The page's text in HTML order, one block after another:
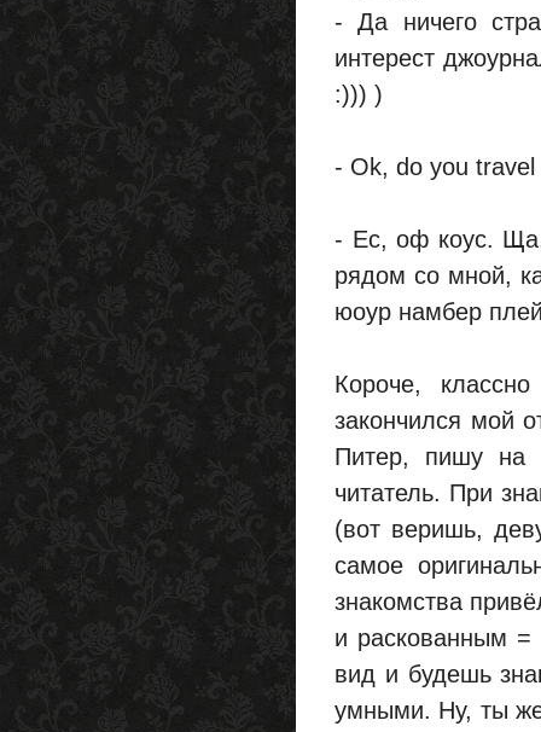
- Да ничего
интерест
:))) )
- Ok, do you
- Ес, оф коус.
рядом со мной,
юоур намбер
Короче,
закончился мой
Питер, пишу на
читатель. При
(вот веришь,
самое
знакомства
и раскованным
вид и будешь
умными. Ну, ты